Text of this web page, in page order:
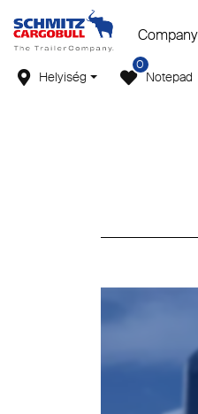
Helyiség Notepad
0
Company